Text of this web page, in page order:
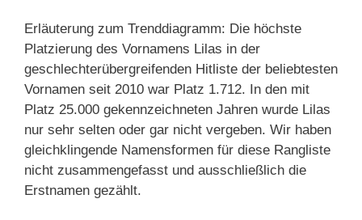
Erläuterung zum Trenddiagramm: Die höchste
Platzierung des Vornamens Lilas in der
geschlechterübergreifenden Hitliste der beliebtesten
Vornamen seit 2010 war Platz 1.712. In den mit
Platz 25.000 gekennzeichneten Jahren wurde Lilas
nur sehr selten oder gar nicht vergeben. Wir haben
gleichklingende Namensformen für diese Rangliste
nicht zusammengefasst und ausschließlich die
Erstnamen gezählt.